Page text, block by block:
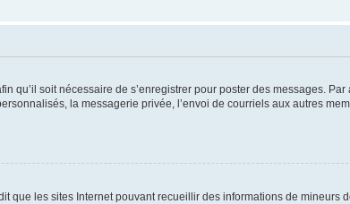
qu’il soit nécessaire de s’enregistrer pour poster des messages.
la messagerie privée, l’envoi de courriels aux autres
que les sites Internet pouvant recueillir des informations de mineurs